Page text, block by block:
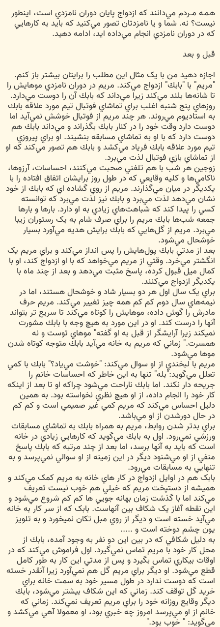
هـمـه مــردم مي‌دانند که ازدواج پايان دوران نامزدي است، اينطور
نيست؟ نه. شما و يا نامزدتان تصور مي‌کنيد که بايد به کارهايي
که در دوران نامزدي انجام مي‌داده ايد، ادامه دهيد.
قبل و بعد
اجازه دهيد من با يک مثال اين مطلب را برايتان بيشتر باز کنم.
"مريم" با "بابك" ازدواج مي‌کند. مريم در دوران نامزدي موهايش را
تا شانه‌ها بلند مي‌کند زيرا مي‌داند که بابك آن را دوست مي‌دارد.
روزهاي پنج شنبه اغلب براي تماشاي فوتبال تيم مورد علاقه بابك
به استاديوم مي‌روند. هر چند مريم از فوتبال خوشش نمي‌آيد اما
دوست دارد وقت خود را در کنار بابك بگذراند و مي‌داند بابك هم
دوست دارد که با او به تماشاي مسابقه بنشيند. او براي پيروزي
تيم مورد علاقه بابك فرياد مي‌کشد و بابك هم تصور مي‌کند که او
از تماشاي بازي فوتبال لذت مي‌برد.
زوجين هر شب با هم تلفني صحبت مي‌کنند، احساسات، آرزوها،
ناکامي‌ها و کليه وقايعي که در طول روز برايشان اتفاق افتاده را با
يکديگر در ميان مي‌گذارند. مريم از روي گشاده اي که بابك از خود
نشان مي‌دهد لذت مي‌برد و بابك نيز لذت مي‌برد که توانسته
کسي را پيدا کند که شباهت‌هاي زيادي به او دارد. بارها و بارها
جمعه شب‌ها بابك مريم را براي صرف شام به يک رستوران زيبا
مي‌برد. مريم از گل‌هايي که بابك برايش هديه مي‌آورد بسيار
خوشحال مي‌شود.
بعد از مدتي بابك پول‌هايش را پس انداز مي‌کند و براي مريم يک
انگشتر مي‌خرد. وقتي از مريم مي‌خواهد که با او ازدواج کند، او با
کمال ميل قبول کرده، پاسخ مثبت مي‌دهد و بعد از چند ماه با
يکديگر ازدواج مي‌کنند.
براي يک سال اول هر دو بسيار شاد و خوشحال هستند، اما در
نيمه‌هاي سال دوم کم کم همه چيز تغيير مي‌کند. مريم حرف
مادرش را گوش داده، موهايش را کوتاه مي‌کند تا سريع تر بتواند
آنها را درست کند. او در اين مورد به هيچ وجه با بابك مشورت
نميکند زيرا آرايشگر از قبل به او گفته" موهاي توست و نه
همسرت." زماني که مريم به خانه مي‌آيد بابك متوجه کوتاه شدن
موها مي‌شود.
مريم با لبخندي از او سوال مي‌کند: "خوشت مي‌ياد؟" بابك با کمي
تعلل مي‌گويد:"بله" تنها به اين خاطر که احساسات خانم را
جريحه دار نکند. اما بابك ناراحت مي‌شود چراکه او تا بعد از اينکه
کار خود را انجام داده، از او هيچ نظري نخواسته بود. به همين
دليل احساس مي‌کند که مريم کمي غير صميمي است و کم کم
در حال دورشدن از او مي‌باشد.
براي بدتر شدن روابط، مريم به همراه بابك به تماشاي مسابقات
ورزشي نمي‌رود. اول به بابك مي‌گويد که کارهايي زيادي در خانه
است که بايد به آنها برسد، اما بعد از چند مرتبه که بابك پاسخ
منفي از او مي‌شنود ديگر در اين زمينه از او سوالي نمي‌پرسد و به
تنهايي به مسابقات مي‌رود.
بابک هم در اوايل ازدواج در کار هاي خانه به مريم کمک مي‌کند و
هميشه از دستپخت مريم که خيلي هم خوب نيست تعريف
مي‌کند اما با گذشت زمان بهانه جويي ها کم کم شروع مي‌شود و
اين نقطه آغاز يک شکاف بين آنهاست. بابک که از سر کار به خانه
مي‌آيد خسته است و ديگر از روي مبل تکان نميخورد و به تلويز
يون چشم دوخته است و .....
به دليل شکافي که در بين اين دو نفر به وجود آمده، بابك از
محل کار خود با مريم تماس نمي‌گيرد. اول فراموش مي‌کند که در
اوقات بيکاري تماس بگيرد و پس از مدتي اين کار به طور کامل
قطع مي‌شود. او ديگر براي مريم گل هم نمي‌آورد زيرا آنقدر خسته
است که دوست ندارد در طول مسير خود به سمت خانه براي
خريد گل توقف کند. زماني که اين شکاف بيشتر مي‌شود، بابك
ديگر وقايع روزانه خود را براي مريم تعريف نمي‌کند. زماني که
خانم از او مي‌پرسد امروز چه خبري بود، او معمولا آهي مي‌کشد و
مي‌گويد: " خوب بود."